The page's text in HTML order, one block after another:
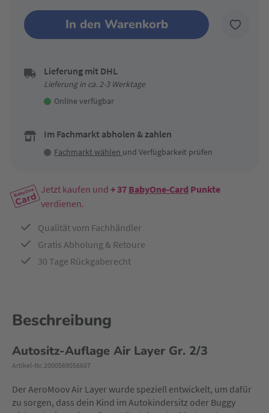
In den Warenkorb
Lieferung mit DHL
Lieferung in ca. 2-3 Werktage
Online verfügbar
Im Fachmarkt abholen & zahlen
Fachmarkt wählen und Verfügbarkeit prüfen
Jetzt kaufen und + 37 BabyOne-Card Punkte
verdienen.
Qualität vom Fachhändler
Gratis Abholung & Retoure
30 Tage Rückgaberecht
Beschreibung
Autositz-Auflage Air Layer Gr. 2/3
Artikel-Nr. 2000569056607
Der AeroMoov Air Layer wurde speziell entwickelt, um dafür
zu sorgen, dass dein Kind im Autokindersitz oder Buggy